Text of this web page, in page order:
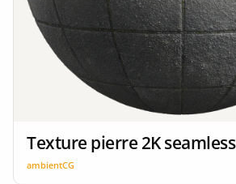
Texture pierre 2K seamless
ambientCG